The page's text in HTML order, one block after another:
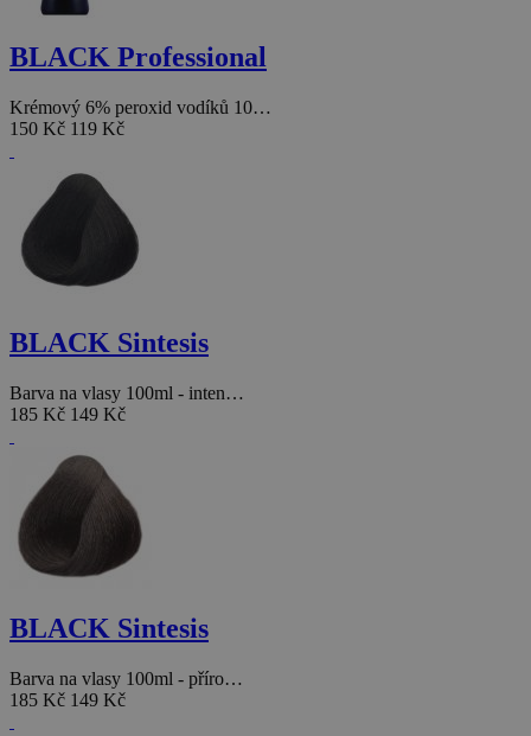
BLACK Professional
Krémový 6% peroxid vodíků 10…
150 Kč 119 Kč
BLACK Sintesis
Barva na vlasy 100ml - inten…
185 Kč 149 Kč
BLACK Sintesis
Barva na vlasy 100ml - příro…
185 Kč 149 Kč